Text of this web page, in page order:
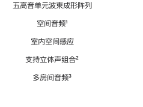
五高音单元波束成形阵列
空间音频脚
¹
室内空间感应
支持立体声组合脚
²
多房间音频脚
³